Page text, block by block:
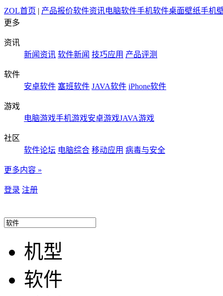
ZOL首页 | 产品报价软件资讯电脑软件手机软件桌面壁纸手机
更多
资讯
新闻资讯 软件新闻 技巧应用 产品评测
软件
安卓软件 塞班软件 JAVA软件 iPhone软件
游戏
电脑游戏手机游戏安卓游戏JAVA游戏
社区
软件论坛 电脑综合 移动应用 病毒与安全
更多内容 »
登录 注册
机型
软件